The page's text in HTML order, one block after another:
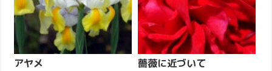
アヤメ 薔薇に近づいて